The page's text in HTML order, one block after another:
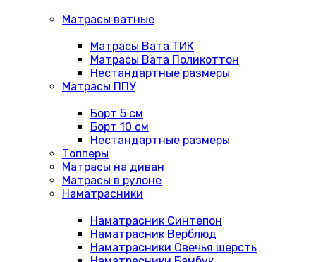
Матрасы ватные
Матрасы Вата ТИК
Матрасы Вата Поликоттон
Нестандартные размеры
Матрасы ППУ
Борт 5 см
Борт 10 см
Нестандартные размеры
Топперы
Матрасы на диван
Матрасы в рулоне
Наматрасники
Наматрасник Синтепон
Наматрасник Верблюд
Наматрасники Овечья шерсть